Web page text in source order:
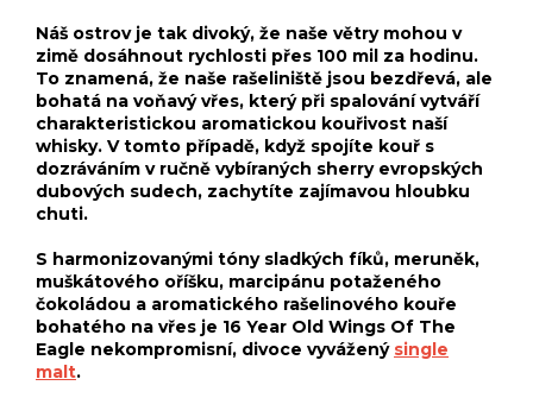
Náš ostrov je tak divoký, že naše větry mohou v
zimě dosáhnout rychlosti přes 100 mil za hodinu.
To znamená, že naše rašeliniště jsou bezdřevá, ale
bohatá na voňavý vřes, který při spalování vytváří
charakteristickou aromatickou kouřivost naší
whisky. V tomto případě, když spojíte kouř s
dozráváním v ručně vybíraných sherry evropských
dubových sudech, zachytíte zajímavou hloubku
chuti.
S harmonizovanými tóny sladkých fíků, meruněk,
muškátového oříšku, marcipánu potaženého
čokoládou a aromatického rašelinového kouře
bohatého na vřes je 16 Year Old Wings Of The
Eagle nekompromisní, divoce vyvážený single
malt.